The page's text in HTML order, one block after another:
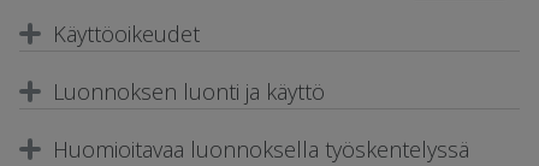
Käyttöoikeudet
Luonnoksen luonti ja käyttö
Huomioitavaa luonnoksella työskentelyssä